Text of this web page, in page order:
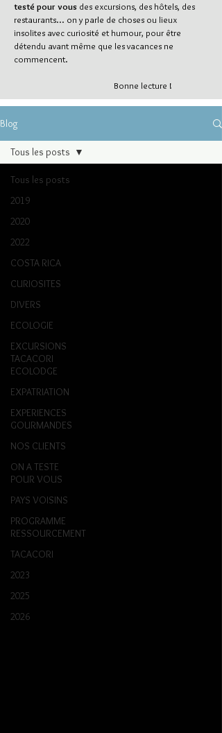
testé pour vous des excursions, des hôtels, des
restaurants... on y parle de choses ou lieux
insolites avec curiosité et humour, pour être
détendu avant même que les vacances ne
commencent.
Bonne lecture !
Blog
Tous les posts
2019
2020
2022
COSTA RICA
CURIOSITES
DIVERS
ECOLOGIE
EXCURSIONS
TACACORI
ECOLODGE
EXPATRIATION
EXPERIENCES
GOURMANDES
NOS CLIENTS
ON A TESTE
POUR VOUS
PAYS VOISINS
PROGRAMME
RESSOURCEMENT
TACACORI
2023
2025
2026
Tous les posts